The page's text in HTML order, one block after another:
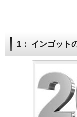
1： インゴット